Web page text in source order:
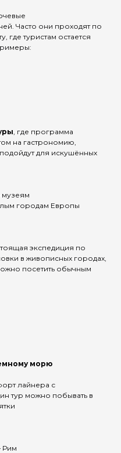
Часто они проходят по
где туристам остается
, где программа
на гастрономию,
для искушённых
городам Европы
экспедиция по
в живописных городах,
посетить обычным
морю
лайнера с
тур можно побывать в
Рим